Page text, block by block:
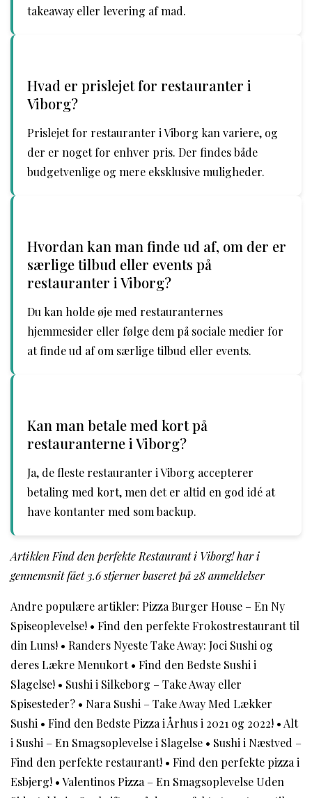
takeaway eller levering af mad.
Hvad er prislejet for restauranter i
Viborg?
Prislejet for restauranter i Viborg kan variere, og
der er noget for enhver pris. Der findes både
budgetvenlige og mere eksklusive muligheder.
Hvordan kan man finde ud af, om der er
særlige tilbud eller events på
restauranter i Viborg?
Du kan holde øje med restauranternes
hjemmesider eller følge dem på sociale medier for
at finde ud af om særlige tilbud eller events.
Kan man betale med kort på
restauranterne i Viborg?
Ja, de fleste restauranter i Viborg accepterer
betaling med kort, men det er altid en god idé at
have kontanter med som backup.
Artiklen Find den perfekte Restaurant i Viborg! har i
gennemsnit fået3.6stjerner baseret på 28anmeldelser
Andre populære artikler: Pizza Burger House – En Ny
Spiseoplevelse! • Find den perfekte Frokostrestaurant til
din Luns! • Randers Nyeste Take Away: Joci Sushi og
deres Lækre Menukort• Find den Bedste Sushi i
Slagelse! • Sushi i Silkeborg – Take Away eller
Spisesteder? • Nara Sushi – Take Away Med Lækker
Sushi • Find den Bedste Pizza i Århus i 2021 og 2022! • Alt
i Sushi – En Smagsoplevelse i Slagelse • Sushi i Næstved –
Find den perfekte restaurant! • Find den perfekte pizza i
Esbjerg! •Valentinos Pizza – En Smagsoplevelse Uden